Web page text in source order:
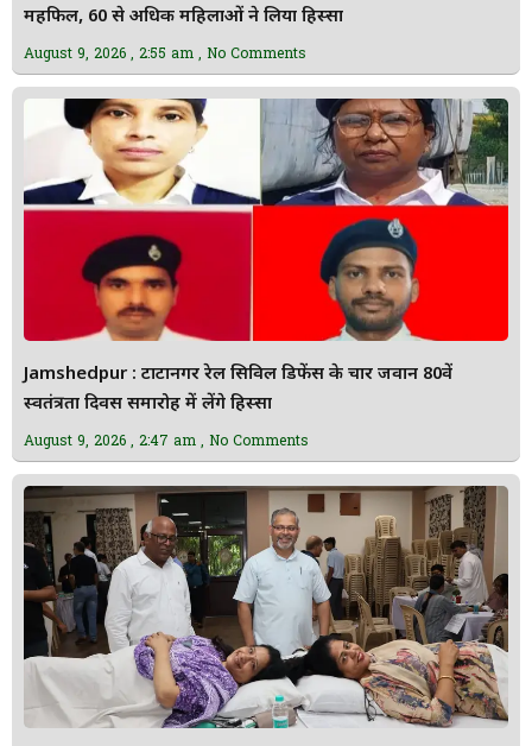
महफिल, 60 से अधिक महिलाओं ने लिया हिस्सा
August 9, 2026 2:55 am No Comments
Jamshedpur : टाटानगर रेल सिविल डिफेंस के चार जवान 80वें
स्वतंत्रता दिवस समारोह में लेंगे हिस्सा
August 9, 2026 2:47 am No Comments